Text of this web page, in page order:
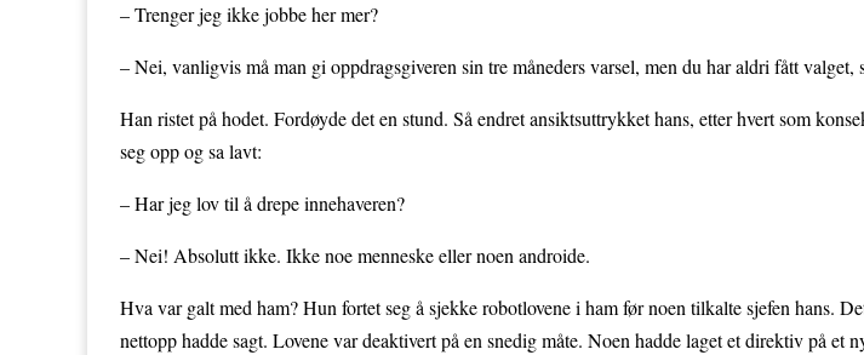
– Trenger jeg ikke jobbe her mer?
– Nei, vanligvis må man gi oppdragsgiveren sin tre måneders varsel, men du har aldri fått valget,
Han ristet på hodet. Fordøyde det en stund. Så endret ansiktsuttrykket hans, etter hvert som
seg opp og sa lavt:
– Har jeg lov til å drepe innehaveren?
– Nei! Absolutt ikke. Ikke noe menneske eller noen androide.
Hva var galt med ham? Hun fortet seg å sjekke robotlovene i ham før noen tilkalte sjefen hans.
nettopp hadde sagt. Lovene var deaktivert på en snedig måte. Noen hadde laget et direktiv på et